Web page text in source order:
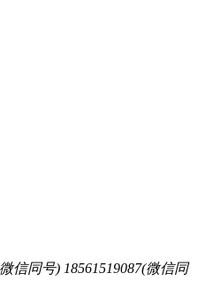
信同号) 18561519087(微信同